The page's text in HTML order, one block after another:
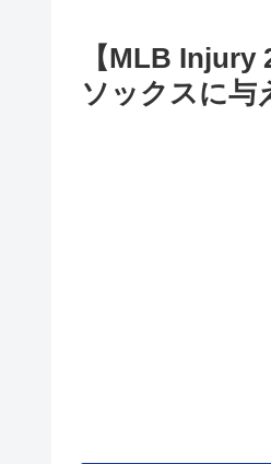
【MLB
ソックスに与